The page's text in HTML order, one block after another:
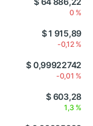
0 %
$ 1 915,89
-0,12 %
$ 0,99922742
-0,01 %
$ 603,28
1,3 %